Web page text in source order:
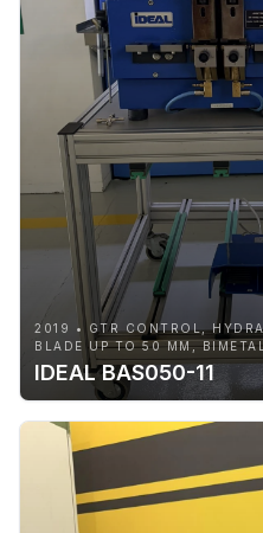
2019 • GTR CONTROL,
BLADE UP TO 50 MM,
IDEAL BAS050-11